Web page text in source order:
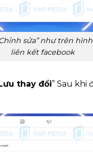
sửa” như trên
liên kết facebook
thay đổi” Sau khi